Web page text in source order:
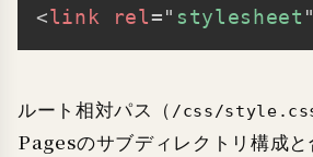
<link rel=" stylesheet "
ルート相対パス（ /css/
Pagesのサブディレクトリ構成